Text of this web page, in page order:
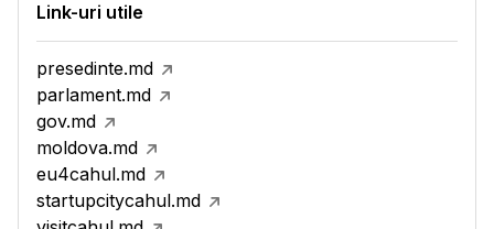
Link-uri utile
presedinte.md
parlament.md
gov.md
moldova.md
eu4cahul.md
startupcitycahul.md